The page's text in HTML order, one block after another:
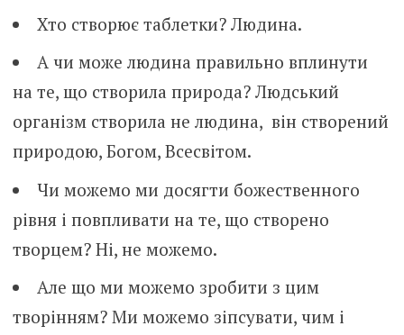
Хто створює таблетки? Людина.
А чи може людина правильно вплинути
на те, що створила природа? Людський
організм створила не людина, він створений
природою, Богом, Всесвітом.
Чи можемо ми досягти божественного
рівня і повпливати на те, що створено
творцем? Ні, не можемо.
Але що ми можемо зробити з цим
творінням? Ми можемо зіпсувати, чим і